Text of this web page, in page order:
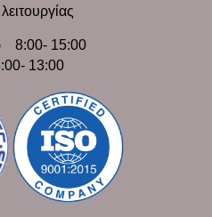
8:00- 15:00
13:00